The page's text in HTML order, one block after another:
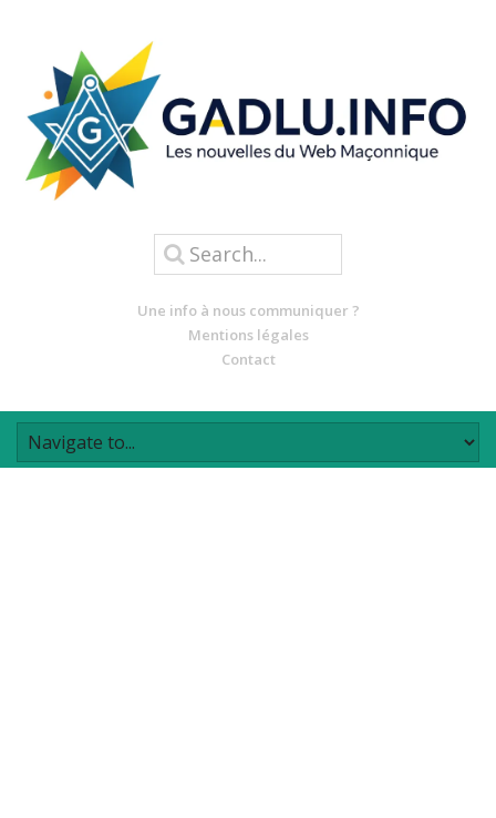
Une info à nous communiquer ?
Mentions légales
Contact